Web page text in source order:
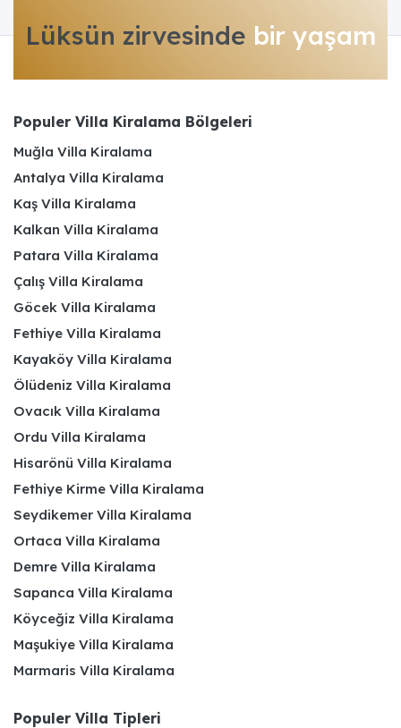
Lüksün zirvesinde bir yaşam
Populer Villa Kiralama Bölgeleri
Muğla Villa Kiralama
Antalya Villa Kiralama
Kaş Villa Kiralama
Kalkan Villa Kiralama
Patara Villa Kiralama
Çalış Villa Kiralama
Göcek Villa Kiralama
Fethiye Villa Kiralama
Kayaköy Villa Kiralama
Ölüdeniz Villa Kiralama
Ovacık Villa Kiralama
Ordu Villa Kiralama
Hisarönü Villa Kiralama
Fethiye Kirme Villa Kiralama
Seydikemer Villa Kiralama
Ortaca Villa Kiralama
Demre Villa Kiralama
Sapanca Villa Kiralama
Köyceğiz Villa Kiralama
Maşukiye Villa Kiralama
Marmaris Villa Kiralama
Populer Villa Tipleri